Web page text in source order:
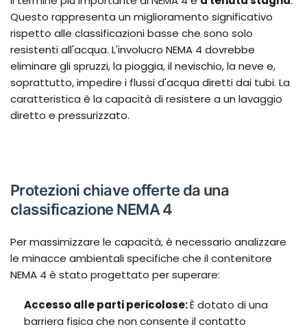
Questo rappresenta un miglioramento significativo
rispetto alle classificazioni basse che sono solo
resistenti all'acqua. L'involucro NEMA 4 dovrebbe
eliminare gli spruzzi, la pioggia, il nevischio, la neve e,
soprattutto, impedire i flussi d'acqua diretti dai tubi. La
caratteristica è la capacità di resistere a un lavaggio
diretto e pressurizzato.
Protezioni chiave offerte da una
classificazione NEMA 4
Per massimizzare le capacità, è necessario analizzare
le minacce ambientali specifiche che il contenitore
NEMA 4 è stato progettato per superare:
Accesso alle parti pericolose:È dotato di una
barriera fisica che non consente il contatto